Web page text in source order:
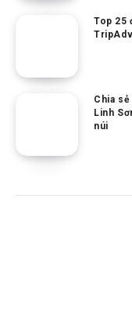
Top 25
Chia
Linh
núi